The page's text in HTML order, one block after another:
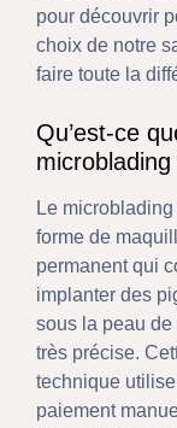
pour découvrir
choix de notre
faire toute la
Qu’est-ce
microblading
Le
forme de
permanent qui
implanter des
sous la peau de
très précise.
technique
paiement